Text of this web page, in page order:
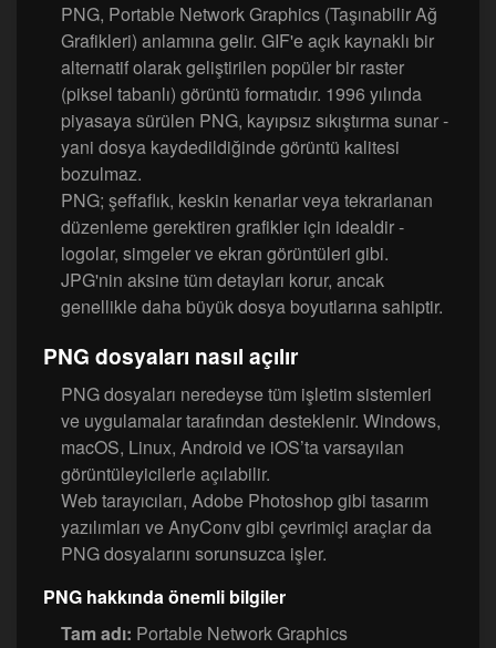
PNG, Portable Network Graphics (Taşınabilir Ağ
Grafikleri) anlamına gelir. GIF'e açık kaynaklı bir
alternatif olarak geliştirilen popüler bir raster
(piksel tabanlı) görüntü formatıdır. 1996 yılında
piyasaya sürülen PNG, kayıpsız sıkıştırma sunar -
yani dosya kaydedildiğinde görüntü kalitesi
bozulmaz.
PNG; şeffaflık, keskin kenarlar veya tekrarlanan
düzenleme gerektiren grafikler için idealdir -
logolar, simgeler ve ekran görüntüleri gibi.
JPG'nin aksine tüm detayları korur, ancak
genellikle daha büyük dosya boyutlarına sahiptir.
PNG dosyaları nasıl açılır
PNG dosyaları neredeyse tüm işletim sistemleri
ve uygulamalar tarafından desteklenir. Windows,
macOS, Linux, Android ve iOS’ta varsayılan
görüntüleyicilerle açılabilir.
Web tarayıcıları, Adobe Photoshop gibi tasarım
yazılımları ve AnyConv gibi çevrimiçi araçlar da
PNG dosyalarını sorunsuzca işler.
PNG hakkında önemli bilgiler
Tam adı: Portable Network Graphics